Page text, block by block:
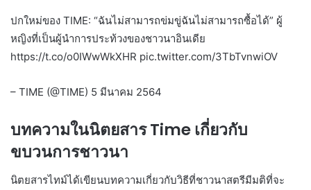
ปกใหม่ของ TIME: “ฉันไม่สามารถข่มขู่ฉันไม่สามารถซื้อได้” ผู้
หญิงที่เป็นผู้นำการประท้วงของชาวนาอินเดีย
https://t.co/o0IWwWkXHR pic.twitter.com/3TbTvnwiOV
– TIME (@TIME) 5 มีนาคม 2564
บทความในนิตยสาร Time เกี่ยวกับ
ขบวนการชาวนา
นิตยสารไทม์ได้เขียนบทความเกี่ยวกับวิธีที่ชาวนาสตรีมีมติที่จะ